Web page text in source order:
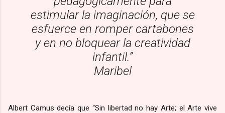
estimular la imaginación, que se
esfuerce en romper cartabones
y en no bloquear la creatividad
infantil.”
Maribel
Albert Camus decía que “Sin libertad no hay Arte; el Arte vive